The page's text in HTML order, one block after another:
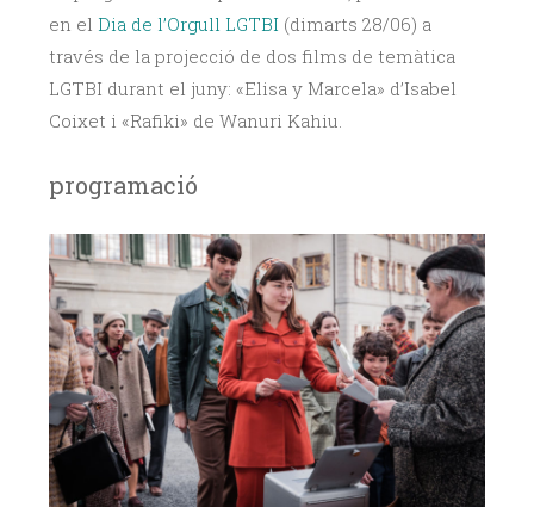
en el Dia de l’Orgull LGTBI (dimarts 28/06) a
través de la projecció de dos films de temàtica
LGTBI durant el juny: «Elisa y Marcela» d’Isabel
Coixet i «Rafiki» de Wanuri Kahiu.
programació